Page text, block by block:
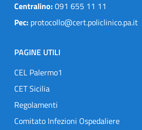
Centralino:091 655 11 11
Pec: protocollo@cert.policlinico.pa.it
PAGINE UTILI
CEL Palermo1
CET Sicilia
Regolamenti
Comitato Infezioni Ospedaliere